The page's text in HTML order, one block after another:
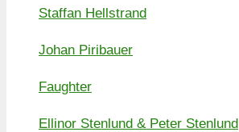
Staffan Hellstrand
Johan Piribauer
Faughter
Ellinor Stenlund & Peter Stenlund